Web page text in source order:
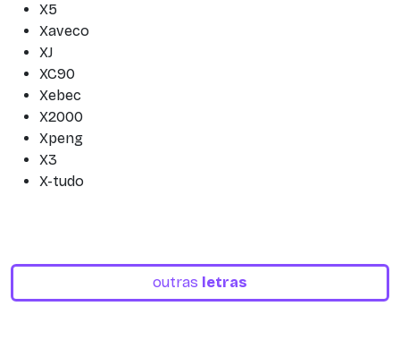
X5
Xaveco
XJ
XC90
Xebec
X2000
Xpeng
X3
X-tudo
outras letras